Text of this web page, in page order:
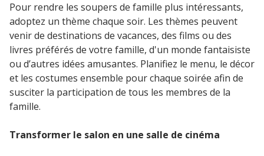
Pour rendre les soupers de famille plus intéressants,
adoptez un thème chaque soir. Les thèmes peuvent
venir de destinations de vacances, des films ou des
livres préférés de votre famille, d'un monde fantaisiste
ou d’autres idées amusantes. Planifiez le menu, le décor
et les costumes ensemble pour chaque soirée afin de
susciter la participation de tous les membres de la
famille.
Transformer le salon en une salle de cinéma